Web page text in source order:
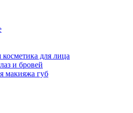
косметика для лица
и бровей
макияжа губ